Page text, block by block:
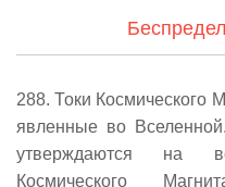
288. Токи Космического
явленные во
утверждаются на
Космического